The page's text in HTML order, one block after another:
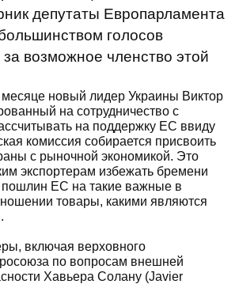
депутаты Европарламента
голосов
возможное членство этой
новый лидер Украины Виктор
на сотрудничество с
на поддержку ЕС ввиду
комиссия собирается присвоить
с рыночной экономикой. Это
экспортерам избежать бремени
ЕС на такие важные в
товары, какими являются
включая верховного
по вопросам внешней
Хавьера Солану (Javier